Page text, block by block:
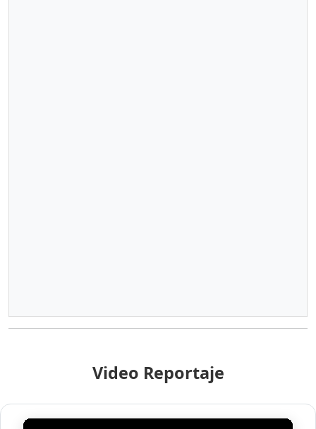
Video Reportaje